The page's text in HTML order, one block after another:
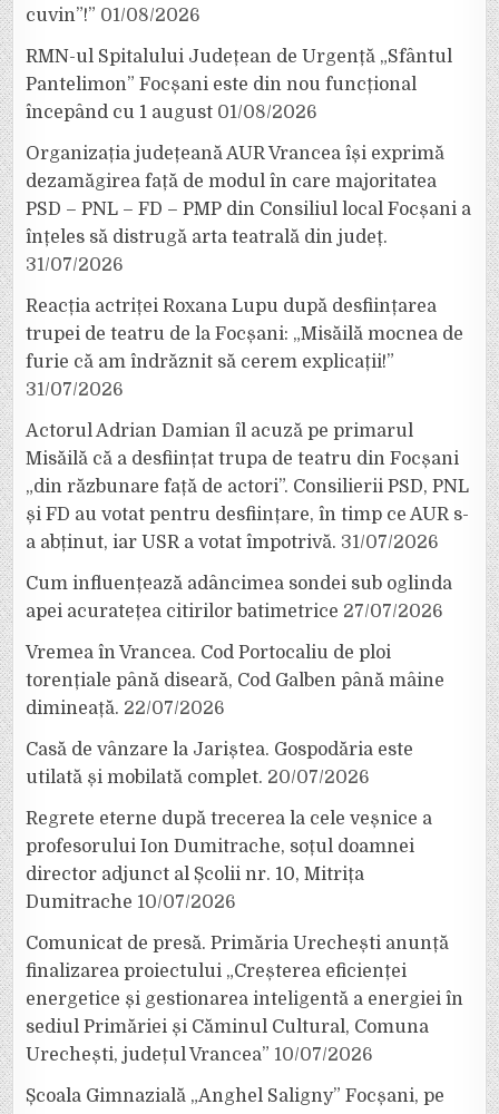
cuvin”!” 01/08/2026
RMN-ul Spitalului Județean de Urgență „Sfântul
Pantelimon” Focșani este din nou funcțional
începând cu 1 august 01/08/2026
Organizația județeană AUR Vrancea își exprimă
dezamăgirea față de modul în care majoritatea
PSD – PNL – FD – PMP din Consiliul local Focșani a
înțeles să distrugă arta teatrală din județ.
31/07/2026
Reacția actriței Roxana Lupu după desființarea
trupei de teatru de la Focșani: „Misăilă mocnea de
furie că am îndrăznit să cerem explicații!”
31/07/2026
Actorul Adrian Damian îl acuză pe primarul
Misăilă că a desființat trupa de teatru din Focșani
„din răzbunare față de actori”. Consilierii PSD, PNL
și FD au votat pentru desființare, în timp ce AUR s-
a abținut, iar USR a votat împotrivă. 31/07/2026
Cum influențează adâncimea sondei sub oglinda
apei acuratețea citirilor batimetrice 27/07/2026
Vremea în Vrancea. Cod Portocaliu de ploi
torențiale până diseară, Cod Galben până mâine
dimineață. 22/07/2026
Casă de vânzare la Jariștea. Gospodăria este
utilată și mobilată complet. 20/07/2026
Regrete eterne după trecerea la cele veșnice a
profesorului Ion Dumitrache, soțul doamnei
director adjunct al Școlii nr. 10, Mitrița
Dumitrache 10/07/2026
Comunicat de presă. Primăria Urechești anunță
finalizarea proiectului „Creșterea eficienței
energetice și gestionarea inteligentă a energiei în
sediul Primăriei și Căminul Cultural, Comuna
Urechești, județul Vrancea” 10/07/2026
Școala Gimnazială „Anghel Saligny” Focșani, pe